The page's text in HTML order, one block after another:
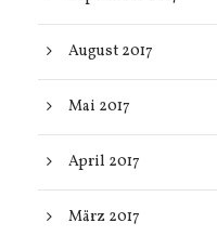
August 2017
Mai 2017
April 2017
März 2017